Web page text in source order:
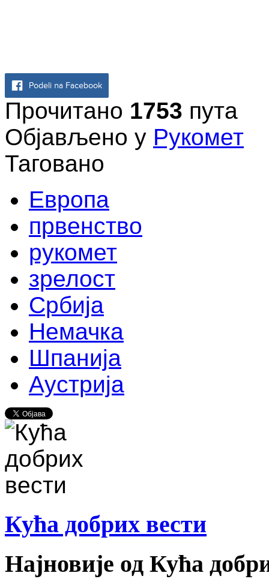
Прочитано 1753 пута
Објављено у Рукомет
Таговано
Европа
првенство
рукомет
зрелост
Србија
Немачка
Шпанија
Аустрија
Кућа добрих вести
Најновије од Кућа